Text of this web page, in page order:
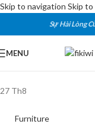
Skip to navigation Skip
Sự Hài Lòng
MENU
27 Th8
Furniture